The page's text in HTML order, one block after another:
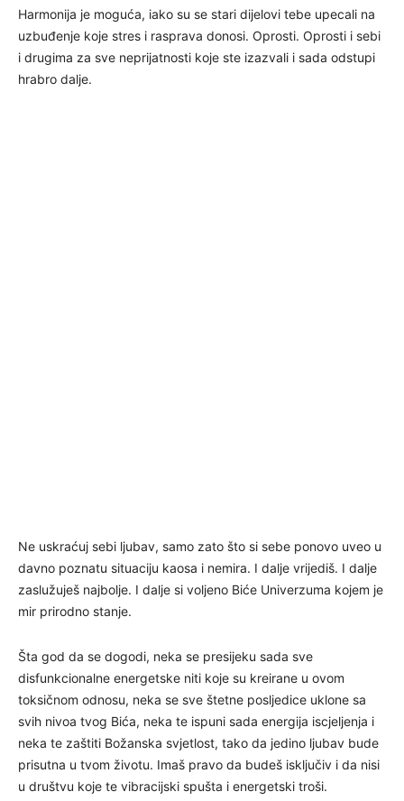
Harmonija je moguća, iako su se stari dijelovi tebe upecali na
uzbuđenje koje stres i rasprava donosi. Oprosti. Oprosti i sebi
i drugima za sve neprijatnosti koje ste izazvali i sada odstupi
hrabro dalje.
Ne uskraćuj sebi ljubav, samo zato što si sebe ponovo uveo u
davno poznatu situaciju kaosa i nemira. I dalje vrijediš. I dalje
zaslužuješ najbolje. I dalje si voljeno Biće Univerzuma kojem je
mir prirodno stanje.
Šta god da se dogodi, neka se presijeku sada sve
disfunkcionalne energetske niti koje su kreirane u ovom
toksičnom odnosu, neka se sve štetne posljedice uklone sa
svih nivoa tvog Bića, neka te ispuni sada energija iscjeljenja i
neka te zaštiti Božanska svjetlost, tako da jedino ljubav bude
prisutna u tvom životu. Imaš pravo da budeš isključiv i da nisi
u društvu koje te vibracijski spušta i energetski troši.